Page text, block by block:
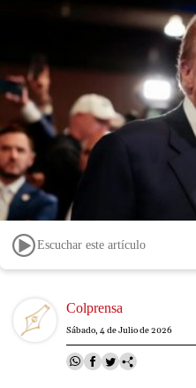
Escuchar este artículo
Image Colprensa
Sábado, 4 de Julio de 2026